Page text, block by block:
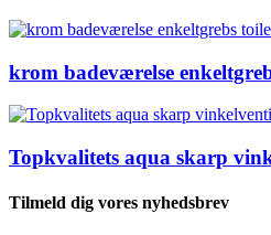
krom badeværelse
Topkvalitets aqua skarp
Tilmeld dig vores nyhedsbrev